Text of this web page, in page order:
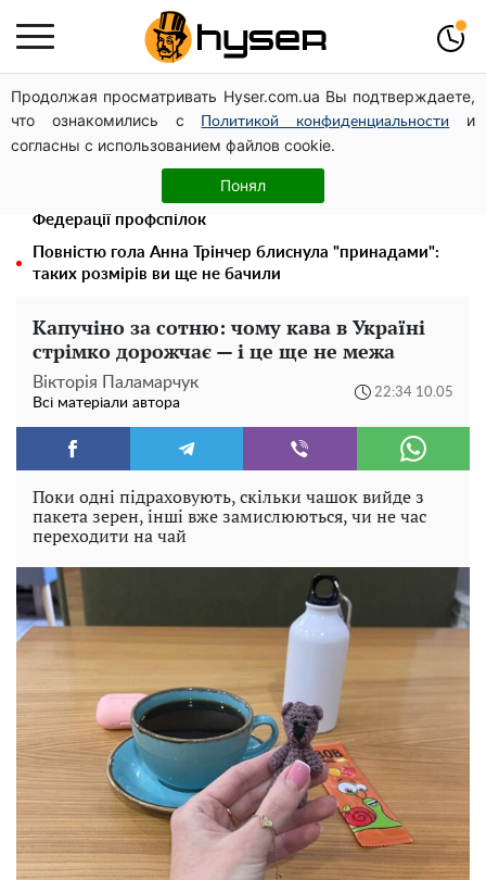
Продолжая просматривать Hyser.com.ua Вы подтверждаете,
что ознакомились с
Политикой конфиденциальности
и
согласны с использованием файлов cookie.
Понял
Українська авіатранспортна асоціація звернулася до
Мінфіну із закликом уніфікувати оподаткування
авіалізингу
Павло Прудніков та його дивовижна кар'єра від актора
у російському театрі до номінанта у керівники
Федерації профспілок
Повністю гола Анна Трінчер блиснула "принадами":
таких розмірів ви ще не бачили
Капучіно за сотню: чому кава в Україні
стрімко дорожчає — і це ще не межа
Вікторія Паламарчук
Всі матеріали автора
22:34 10.05
Поки одні підраховують, скільки чашок вийде з
пакета зерен, інші вже замислюються, чи не час
переходити на чай